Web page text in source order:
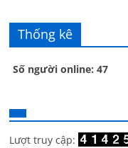
Âu Tú Vân
Bác sĩ Hoa
Bác sĩ Stephen Mak
Bác Đạt
Bạch Cúc
Thống kê
Số người online: 47
Lượt truy cập: